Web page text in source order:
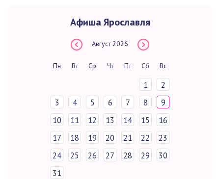
Афиша Ярославля
Август 2026
Пн Вт Ср Чт Пт Сб Вс
1
2
3
4 5 6 7 8
9
10
11 12 13 14 15
16
17
18 19 20 21 22
23
24
25 26 27 28 29
30
31